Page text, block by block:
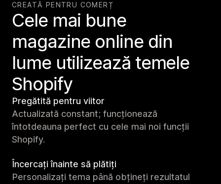
CREATĂ PENTRU COMERȚ
Cele mai bune
magazine online din
lume utilizează temele
Shopify
Pregătită pentru viitor
Actualizată constant; funcționează
întotdeauna perfect cu cele mai noi funcții
Shopify.
Încercați înainte să plătiți
Personalizați tema până obțineți rezultatul